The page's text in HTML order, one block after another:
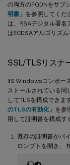
の両方のFQDNをサブ
明書 」を参照してく
は、RSAデジタル署
はECDSAアルゴリズ
SSL/TLSリスナ
IIS Windowsコンポー
ストールされている同
してTLSを構成できま
のTLSの有効化」を参
用して証明書を構成す
既存の証明書がバ
ロンプトを開き、